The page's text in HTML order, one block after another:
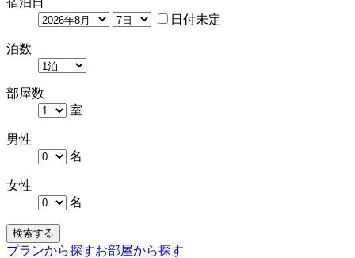
日付未定
泊数
部屋数
室
男性
名
女性
名
検索する
プランから探すお部屋から探す